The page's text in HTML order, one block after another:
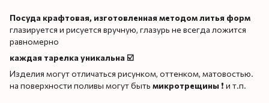
Посуда крафтовая, изготовленная методом литья форм
глазируется и рисуется вручную, глазурь не всегда ложится
равномерно
каждая тарелка уникальна ☑️
Изделия могут отличаться рисунком, оттенком, матовостью.
на поверхности поливы могут быть микротрещины ❗️ и т.п.